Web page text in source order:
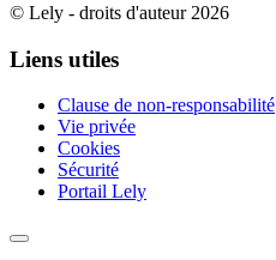
© Lely - droits d'auteur 2026
Liens utiles
Clause de non-responsabilité
Vie privée
Cookies
Sécurité
Portail Lely